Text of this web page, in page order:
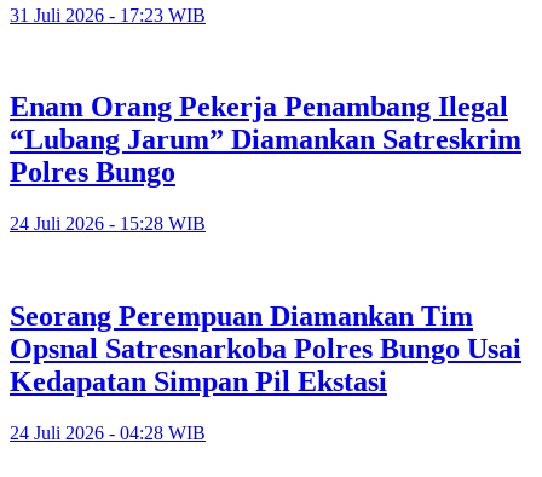
31 Juli 2026 - 17:23 WIB
Enam Orang Pekerja Penambang Ilegal
“Lubang Jarum” Diamankan Satreskrim
Polres Bungo
24 Juli 2026 - 15:28 WIB
Seorang Perempuan Diamankan Tim
Opsnal Satresnarkoba Polres Bungo Usai
Kedapatan Simpan Pil Ekstasi
24 Juli 2026 - 04:28 WIB